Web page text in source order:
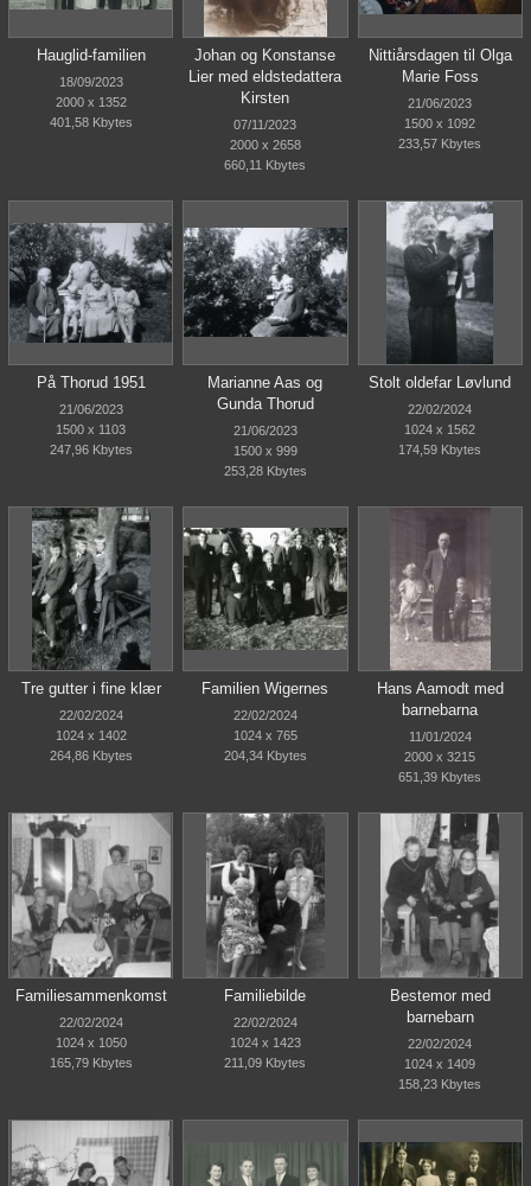
Hauglid-familien
18/09/2023
2000 x 1352
401,58 Kbytes
Johan og Konstanse
Lier med eldstedattera
Kirsten
07/11/2023
2000 x 2658
660,11 Kbytes
Nittiårsdagen til Olga
Marie Foss
21/06/2023
1500 x 1092
233,57 Kbytes
På Thorud 1951
21/06/2023
1500 x 1103
247,96 Kbytes
Marianne Aas og
Gunda Thorud
21/06/2023
1500 x 999
253,28 Kbytes
Stolt oldefar Løvlund
22/02/2024
1024 x 1562
174,59 Kbytes
Tre gutter i fine klær
22/02/2024
1024 x 1402
264,86 Kbytes
Familien Wigernes
22/02/2024
1024 x 765
204,34 Kbytes
Hans Aamodt med
barnebarna
11/01/2024
2000 x 3215
651,39 Kbytes
Familiesammenkomst
22/02/2024
1024 x 1050
165,79 Kbytes
Familiebilde
22/02/2024
1024 x 1423
211,09 Kbytes
Bestemor med
barnebarn
22/02/2024
1024 x 1409
158,23 Kbytes